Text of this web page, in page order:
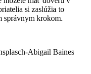
si zaslúžia to
správnym krokom.
Abigail Baines